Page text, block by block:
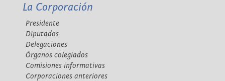
La Corporación
Presidente
Diputados
Delegaciones
Órganos colegiados
Comisiones informativas
Corporaciones anteriores